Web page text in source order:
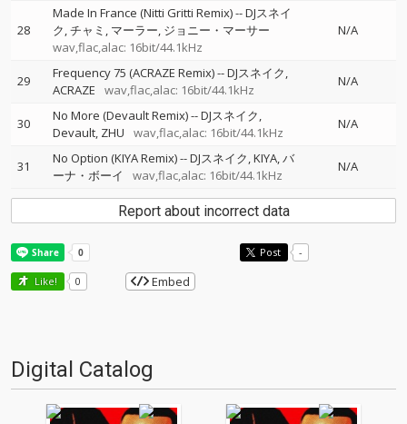
28
Made In France (Nitti Gritti Remix)--DJスネイ
ク チャミ マーラー ジョニー・マーサー
wav,flac,alac: 16bit/44.1kHz
N/A
29 Frequency 75 (ACRAZE Remix)--DJスネイク
ACRAZE
wav,flac,alac: 16bit/44.1kHz
N/A
30 No More (Devault Remix)--DJスネイク
Devault ZHU wav,flac,alac: 16bit/44.1kHz
N/A
31 No Option (KIYA Remix)--DJスネイク KIYA バ
ーナ・ボーイ
wav,flac,alac: 16bit/44.1kHz
N/A
Report about incorrect data
Post -
Like! 0 Embed
Digital Catalog